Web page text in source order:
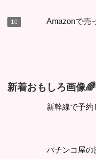
Amazonで売
新着おもしろ画像🌈
新幹線で予約
パチンコ屋の